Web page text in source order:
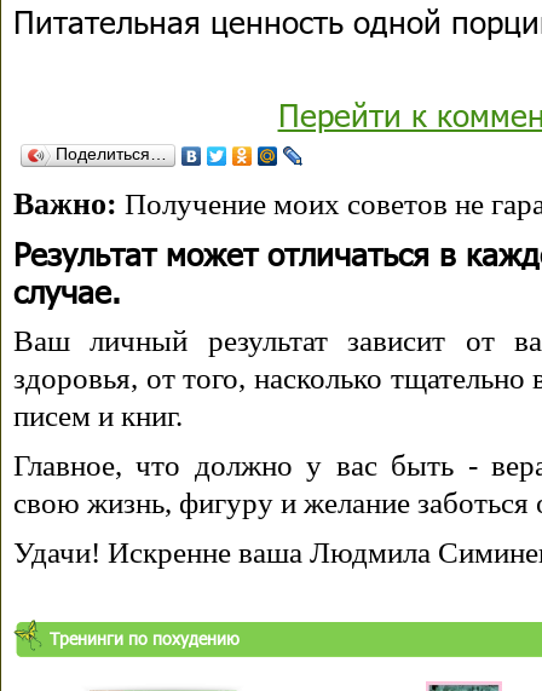
Питательная ценность одной
Перейти к
Поделиться…
Важно: Получение моих советов не
Результат может отличаться в
случае.
Ваш личный результат зависит от
здоровья, от того, насколько
писем и книг.
Главное, что должно у вас быть -
свою жизнь, фигуру и желание заботься
Удачи! Искренне ваша Людмила
Тренинги по похудению